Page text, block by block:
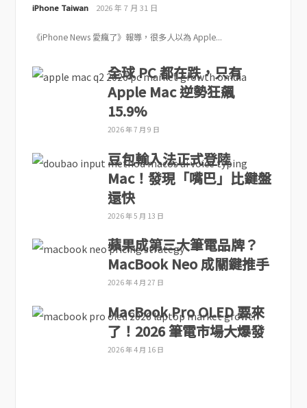
iPhone Taiwan 2026 年 7 月 31 日
《iPhone News 愛瘋了》報導，很多人以為 Apple...
全球 PC 都在跌，只有
Apple Mac 逆勢狂飆
15.9%
2026 年 7 月 9 日
豆包輸入法正式登陸
Mac！發現「嘴巴」比鍵盤
還快
2026 年 5 月 13 日
蘋果成第三大筆電品牌？
MacBook Neo 成關鍵推手
2026 年 4 月 27 日
MacBook Pro OLED 要來
了！2026 筆電市場大爆發
2026 年 4 月 16 日